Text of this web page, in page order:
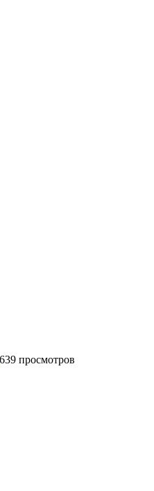
639 просмотров